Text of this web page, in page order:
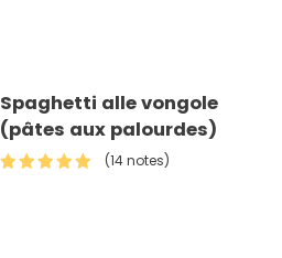
Spaghetti alle vongole
(pâtes aux palourdes)
(14 notes)